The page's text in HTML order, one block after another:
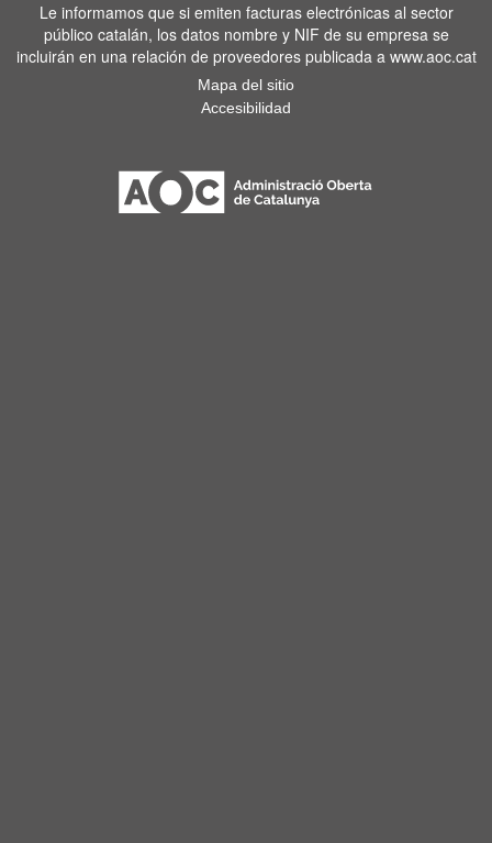
Le informamos que si emiten facturas electrónicas al sector
público catalán, los datos nombre y NIF de su empresa se
incluirán en una relación de proveedores publicada a www.aoc.cat
Mapa del sitio
Accesibilidad